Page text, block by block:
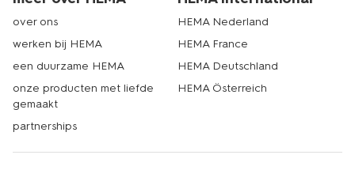
over ons
werken bij HEMA
een duurzame HEMA
onze producten met liefde
gemaakt
partnerships
HEMA Nederland
HEMA France
HEMA Deutschland
HEMA Österreich